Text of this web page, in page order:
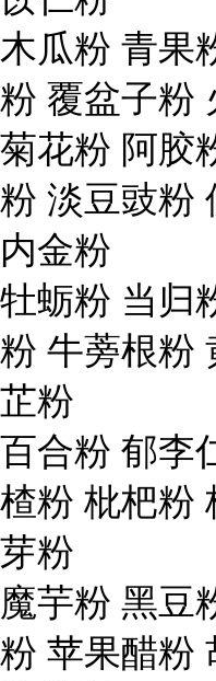
木瓜粉 青果
粉 覆盆子粉
菊花粉 阿胶
粉 淡豆豉粉
内金粉
牡蛎粉 当归
粉 牛蒡根粉
芷粉
百合粉 郁李
楂粉 枇杷粉
芽粉
魔芋粉 黑豆
粉 苹果醋粉